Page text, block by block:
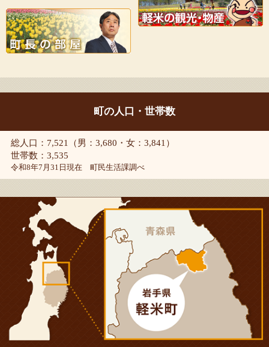
町の人口・世帯数
総人口：7,521（男：3,680・女：3,841）
世帯数：3,535
令和8年7月31日現在 町民生活課調べ